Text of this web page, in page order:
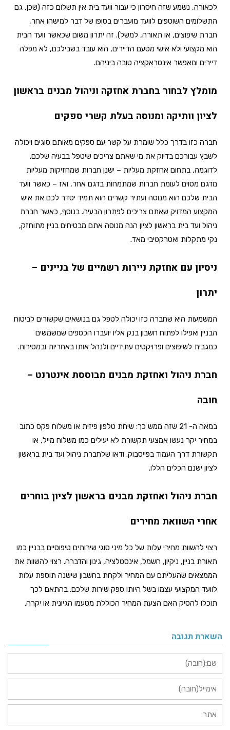
לכאורה, נשמע שזה חיסרון כי עבור וועד בית אין תשלום כזה (שכן, גם
התשלומים השוטפים לוועד מועברים בסופו של דבר למישהו אחר,
חברת שיפוצים, או תאורה, למשל). זה יתרון משום שכאשר וועד הבית
הוא מקצועי ולא אישי מטעם הדיירים, הוא עובד בשבילכם, לא מפלה
דיירים ומאפשר אינטראקציה טובה ביניהם.
מומלץ לבחור בחברת אחזקה וניהול מבנים בראשון
לציון וותיקה ומנוסה בעלת קשרי ספקים
חברה כזו בדרך כלל שומרת על קשר עם ספקים מאותם סוגים ויכולה
לשבץ עבורכם בדיוק את מי שאתם צריכים שיטפל בבעיה שלכם.
לדוגמה, בתחום אחזקת מעליות – ישנן חברות שמחזיקות מעליות
מדגם מסוים לעומת חברות שמתמחות בדגם אחר, ואז – כאשר וועד
הבית שלכם הוא מנוסה ועתיר קשרים הוא תמיד יסדר לכם את איש
המקצוע המדויק שאתם צריכים לפתרון הבעיה. בנוסף, כאשר חברת
ניהול ועד בית בראשון לציון הנה מנוסה אתם מבטיחים בניין מתוחזק,
נקי מתקלות ואטרקטיבי מאד.
ניסיון עם אחזקת ניירות רשמיים של בניינים –
יתרון
המשמעות היא שחברה כזו יכולה לטפל גם בנושאים שקשורים לביטוח
הבניין ואפילו לפתוח חשבון בנק אליו יועברו הכספים שמשמשים
כמגבית לשיפוצים ופרויקטים עתידיים ולנהל אותו באחריות ובמסירות.
חברת ניהול ואחזקת מבנים מבוססת אינטרנט –
חובה
במאה ה- 21 שזה ממש כך: שיחת טלפון פיזית או משלוח פקס כתוב
במחיר יקר נעשו אמצעי תקשורת לא יעילים כמו משלוח מייל, או
תקשורת דרך העמוד בפייסבוק. ודאו שלחברת ניהול ועד בית בראשון
לציון ישנם הכלים הללו.
חברת ניהול ואחזקת מבנים בראשון לציון בוחרים
אחרי השוואת מחירים
רצוי להשוות מחירי עלות של כל מיני סוגי שירותים טיפוסיים בבניין כמו
תאורת בניין, ניקיון, חשמל, אינסטלציה, גינון והדברה. רצוי להשוות את
הממצאים שהעליתם עם המחיר ולקחת בחשבון שישנה תוספת עלות
לוועד המקצועי עצמו בשל היותו ספק שירות שלכם. בהתאם לכך
תוכלו להסיק האם הצעת המחיר הכוללת מטעמו הגיונית או יקרה.
השארת תגובה